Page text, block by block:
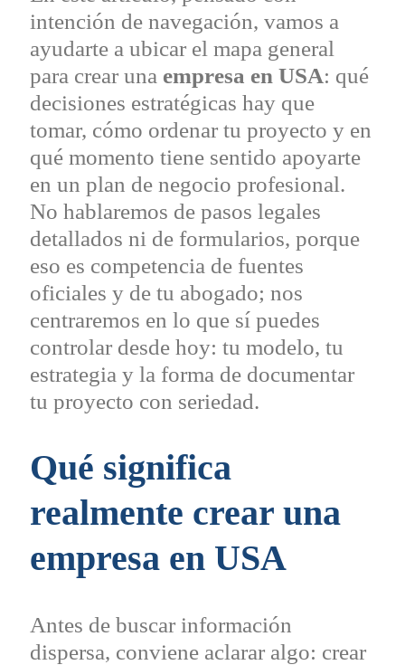
intención de navegación, vamos a
ayudarte a ubicar el mapa general
para crear una empresa en USA: qué
decisiones estratégicas hay que
tomar, cómo ordenar tu proyecto y en
qué momento tiene sentido apoyarte
en un plan de negocio profesional.
No hablaremos de pasos legales
detallados ni de formularios, porque
eso es competencia de fuentes
oficiales y de tu abogado; nos
centraremos en lo que sí puedes
controlar desde hoy: tu modelo, tu
estrategia y la forma de documentar
tu proyecto con seriedad.
Qué significa
realmente crear una
empresa en USA
Antes de buscar información
dispersa, conviene aclarar algo: crear